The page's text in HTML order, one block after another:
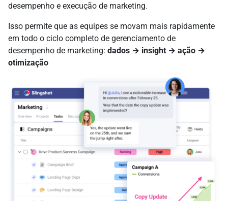
desempenho e execução de marketing.
Isso permite que as equipes se movam mais rapidamente
em todo o ciclo completo de gerenciamento de
desempenho de marketing: dados → insight → ação →
otimização